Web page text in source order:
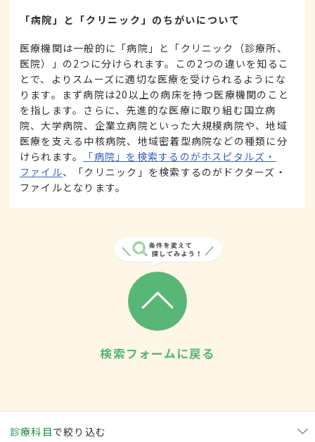
「病院」と「クリニック」のちがいについて
医療機関は一般的に「病院」と「クリニック（診療所、
医院）」の2つに分けられます。この2つの違いを知るこ
とで、よりスムーズに適切な医療を受けられるようにな
ります。まず病院は20以上の病床を持つ医療機関のこと
を指します。さらに、先進的な医療に取り組む国立病
院、大学病院、企業立病院といった大規模病院や、地域
医療を支える中核病院、地域密着型病院などの種類に分
けられます。
「病院」を検索するのがホスピタルズ・
ファイル、「クリニック」を検索するのがドクターズ・
ファイルとなります。
検索フォームに戻る
診療科目で絞り込む